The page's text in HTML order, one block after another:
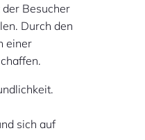
Besucher
Durch den
einer
sich auf